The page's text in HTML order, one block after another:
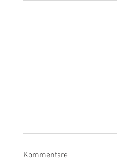
Kommentare